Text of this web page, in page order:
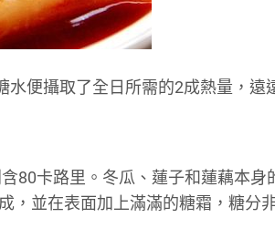
便攝取了全日所需的2成熱量，遠
80卡路里。冬瓜、蓮子和蓮藕本身
，並在表面加上滿滿的糖霜，糖分